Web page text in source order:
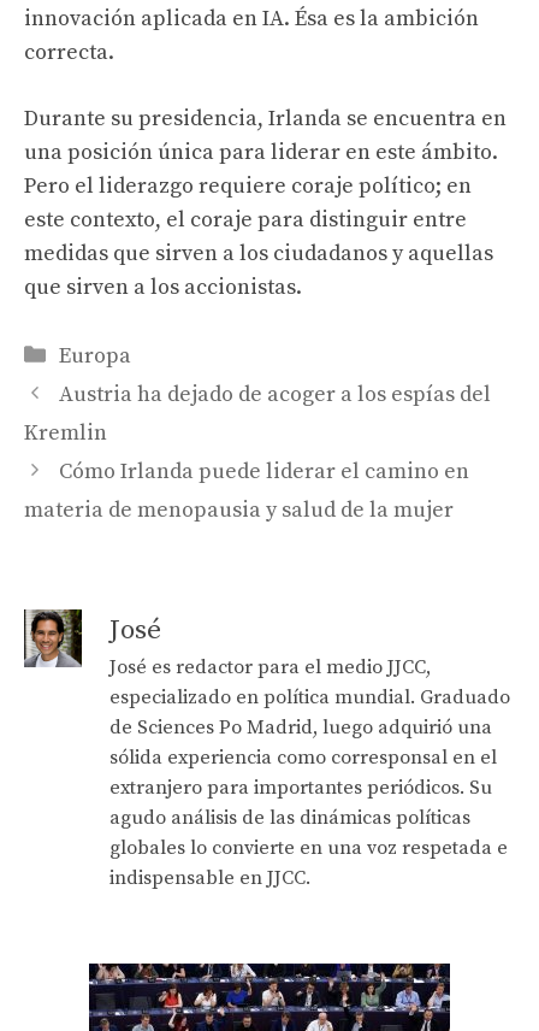
innovación aplicada en IA. Ésa es la ambición
correcta.
Durante su presidencia, Irlanda se encuentra en
una posición única para liderar en este ámbito.
Pero el liderazgo requiere coraje político; en
este contexto, el coraje para distinguir entre
medidas que sirven a los ciudadanos y aquellas
que sirven a los accionistas.
Categories
Europa
Austria ha dejado de acoger a los espías del
Kremlin
Cómo Irlanda puede liderar el camino en
materia de menopausia y salud de la mujer
José
José es redactor para el medio JJCC,
especializado en política mundial. Graduado
de Sciences Po Madrid, luego adquirió una
sólida experiencia como corresponsal en el
extranjero para importantes periódicos. Su
agudo análisis de las dinámicas políticas
globales lo convierte en una voz respetada e
indispensable en JJCC.